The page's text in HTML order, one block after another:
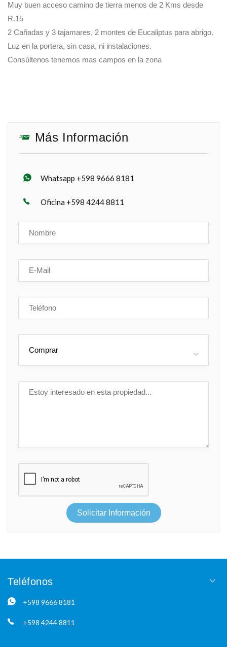
Muy buen acceso camino de tierra menos de 2 Kms desde
R.15
2 Cañadas y 3 tajamares, 2 montes de Eucaliptus para abrigo.
Luz en la portera, sin casa, ni instalaciones.
Consúltenos tenemos mas campos en la zona
Más Información
Whatsapp +598 9666 8181
Oficina +598 4244 8811
Comprar
Solicitar Información
Teléfonos
+598 9666 8181
+598 4244 8811